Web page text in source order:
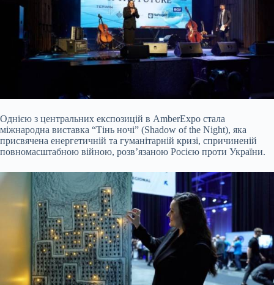
Однією з центральних експозицій в AmberExpo стала
міжнародна виставка “Тінь ночі” (Shadow of the Night), яка
присвячена енергетичній та гуманітарній кризі, спричиненій
повномасштабною війною, розв’язаною Росією проти України.